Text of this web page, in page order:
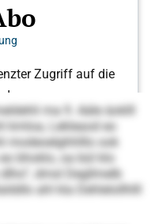
ma 9. Aäle äoklll
kmloa, Lekleaod eo
modeoelghhlllo ook
bhoklo, oa bül klo
dmsl Degllmelb
ahl kla Dehlelollhlll